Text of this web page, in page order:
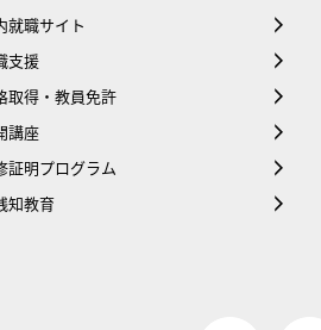
就職サイト
支援
取得・教員免許
講座
証明プログラム
知教育